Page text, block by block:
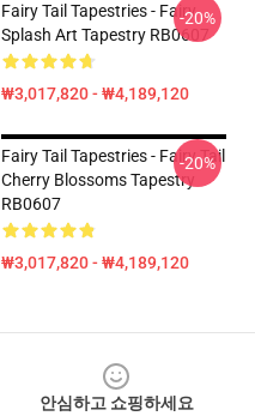
Fairy Tail Tapestries - Fairy
Splash Art Tapestry RB0607
₩3,017,820 - ₩4,189,120
-20%
Fairy Tail Tapestries - Fairy Tail
Cherry Blossoms Tapestry
RB0607
₩3,017,820 - ₩4,189,120
-20%
안심하고 쇼핑하세요